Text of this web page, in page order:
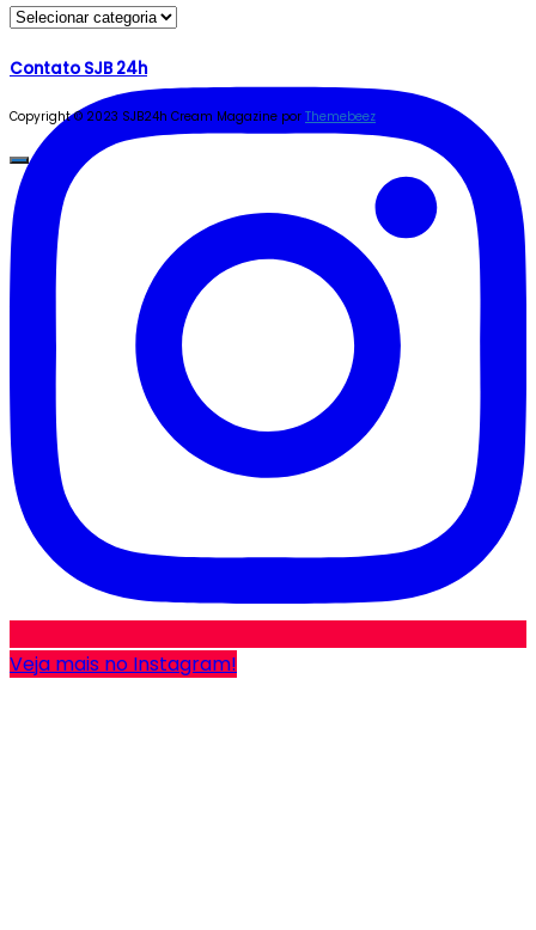
Veja mais no Instagram!
Seções
Contato SJB 24h
Copyright © 2023 SJB24h Cream Magazine por Themebeez